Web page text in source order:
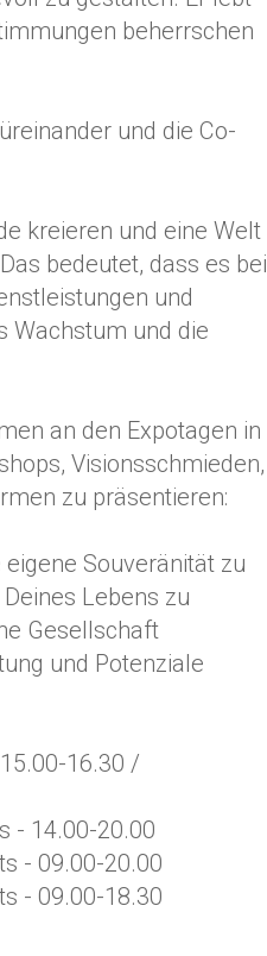
beherrschen
und die Co-
kreieren und eine Welt
bedeutet, dass es bei
und
Wachstum und die
an den Expotagen in
Visionsschmieden,
zu präsentieren:
Souveränität zu
Lebens zu
Gesellschaft
und Potenziale
16.30 /
- 14.00-20.00
- 09.00-20.00
- 09.00-18.30